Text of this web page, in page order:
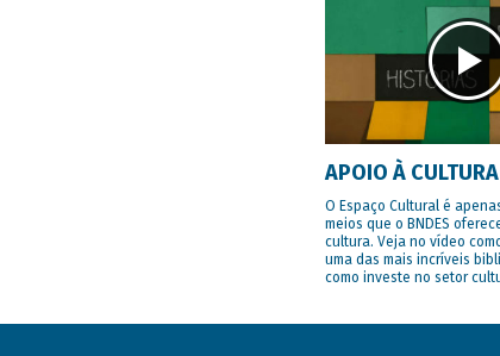
APOIO À CULTURA
O Espaço Cultural é
meios que o BNDES
cultura. Veja no vídeo
uma das mais incríveis
como investe no setor